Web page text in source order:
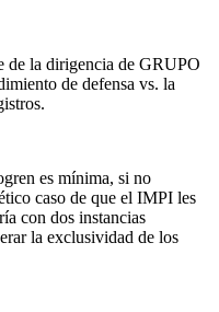
de la dirigencia de GRUPO
de defensa vs. la
es mínima, si no
caso de que el IMPI les
con dos instancias
la exclusividad de los